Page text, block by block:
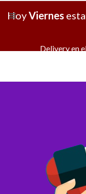
HoyViernes
Delivery en